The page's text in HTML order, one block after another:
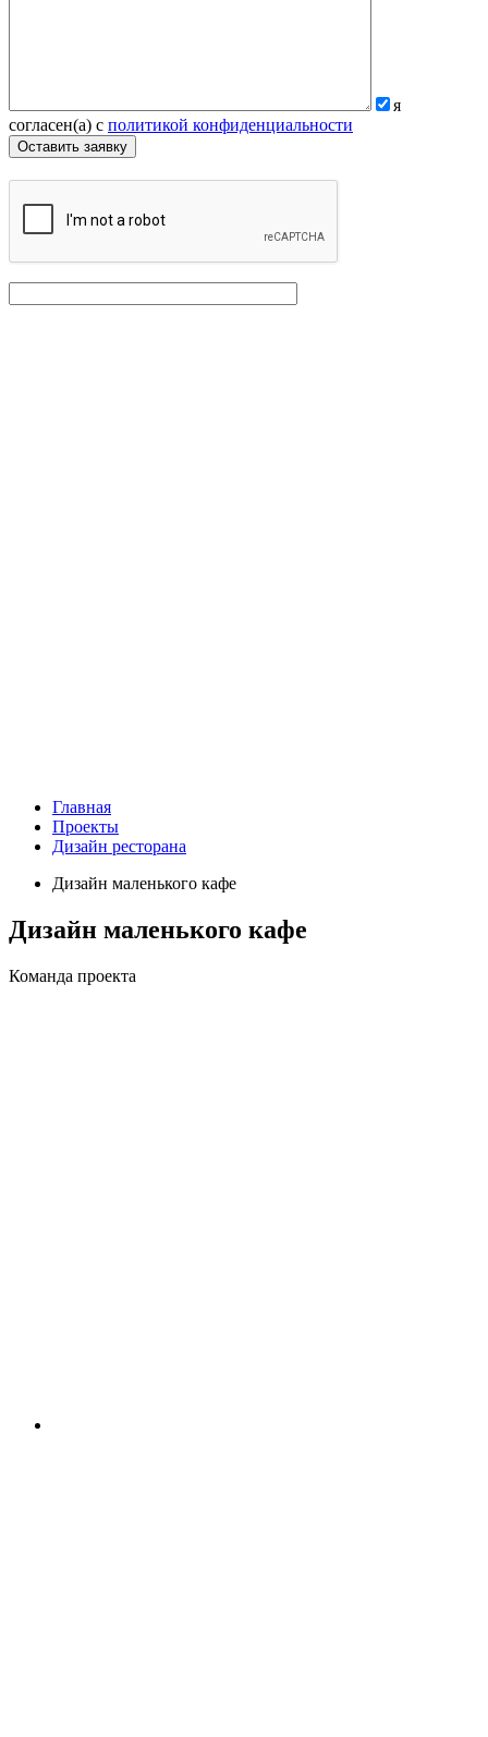
я
согласен(а) с политикой конфиденциальности
Главная
Проекты
Дизайн ресторана
Дизайн маленького кафе
Дизайн маленького кафе
Команда проекта